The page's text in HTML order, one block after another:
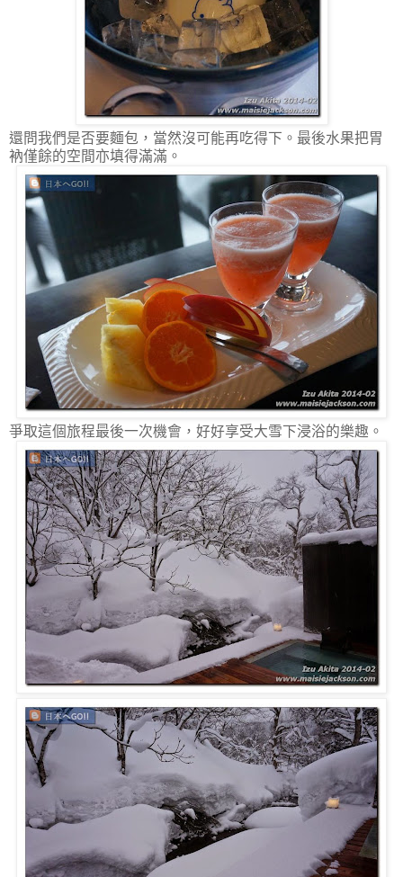
還問我們是否要麵包，當然沒可能再吃得下。最後水果把胃
衲僅餘的空間亦填得滿滿。
爭取這個旅程最後一次機會，好好享受大雪下浸浴的樂趣。